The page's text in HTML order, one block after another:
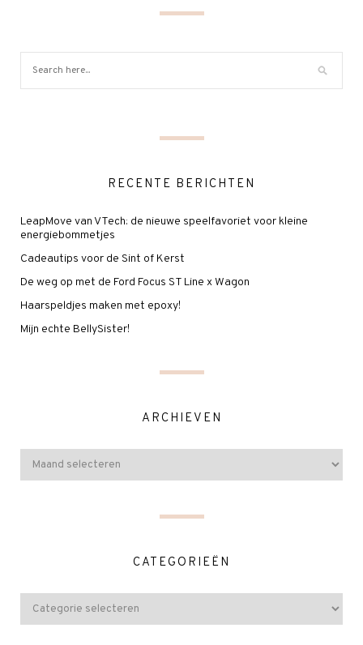
RECENTE BERICHTEN
LeapMove van VTech: de nieuwe speelfavoriet voor kleine
energiebommetjes
Cadeautips voor de Sint of Kerst
De weg op met de Ford Focus ST Line x Wagon
Haarspeldjes maken met epoxy!
Mijn echte BellySister!
ARCHIEVEN
CATEGORIEËN